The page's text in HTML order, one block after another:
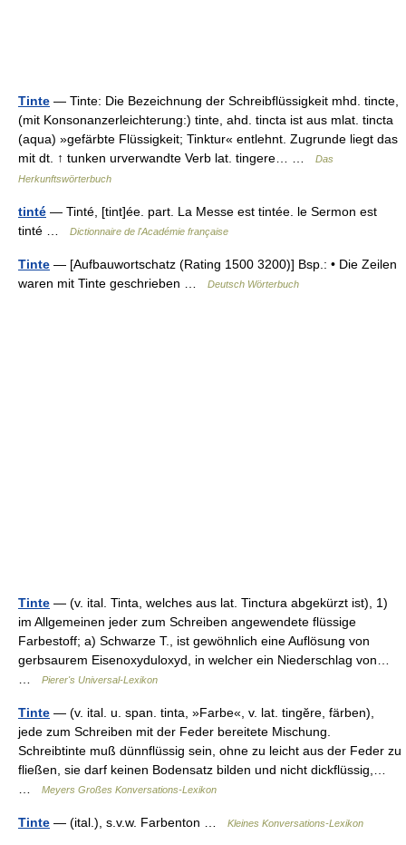
Tinte — Tinte: Die Bezeichnung der Schreibflüssigkeit mhd. tincte,
(mit Konsonanzerleichterung:) tinte, ahd. tincta ist aus mlat. tincta
(aqua) »gefärbte Flüssigkeit; Tinktur« entlehnt. Zugrunde liegt das
mit dt. ↑ tunken urverwandte Verb lat. tingere… …
Das
Herkunftswörterbuch
tinté — Tinté, [tint]ée. part. La Messe est tintée. le Sermon est
tinté …
Dictionnaire de l'Académie française
Tinte — [Aufbauwortschatz (Rating 1500 3200)] Bsp.: • Die Zeilen
waren mit Tinte geschrieben …
Deutsch Wörterbuch
Tinte — (v. ital. Tinta, welches aus lat. Tinctura abgekürzt ist), 1)
im Allgemeinen jeder zum Schreiben angewendete flüssige
Farbestoff; a) Schwarze T., ist gewöhnlich eine Auflösung von
gerbsaurem Eisenoxyduloxyd, in welcher ein Niederschlag von…
Pierer's Universal-Lexikon
Tinte — (v. ital. u. span. tinta, »Farbe«, v. lat. tingĕre, färben),
jede zum Schreiben mit der Feder bereitete Mischung.
Schreibtinte muß dünnflüssig sein, ohne zu leicht aus der Feder zu
fließen, sie darf keinen Bodensatz bilden und nicht dickflüssig,…
Meyers Großes Konversations-Lexikon
Tinte — (ital.), s.v.w. Farbenton … Kleines Konversations-Lexikon